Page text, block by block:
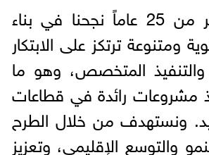
وعلى مدار أكثر من 25 عاماً نجحنا في بناء
ومتنوعة ترتكز على الابتكار
والتنفيذ المتخصص، وهو ما
مشروعات رائدة في قطاعات
ونستهدف من خلال الطرح
والتوسع الإقليمي، وتعزيز